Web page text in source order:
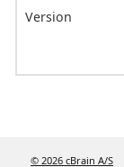
Version
© 2026 cBrain A/S